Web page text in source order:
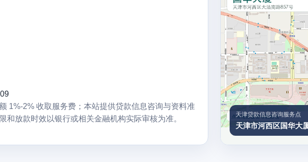
1%-2% 收取服务费；本站提供贷款信息咨询与资料准
和放款时效以银行或相关金融机构实际审核为准。
天津贷款信息咨询服务点
天津市河西区国华大